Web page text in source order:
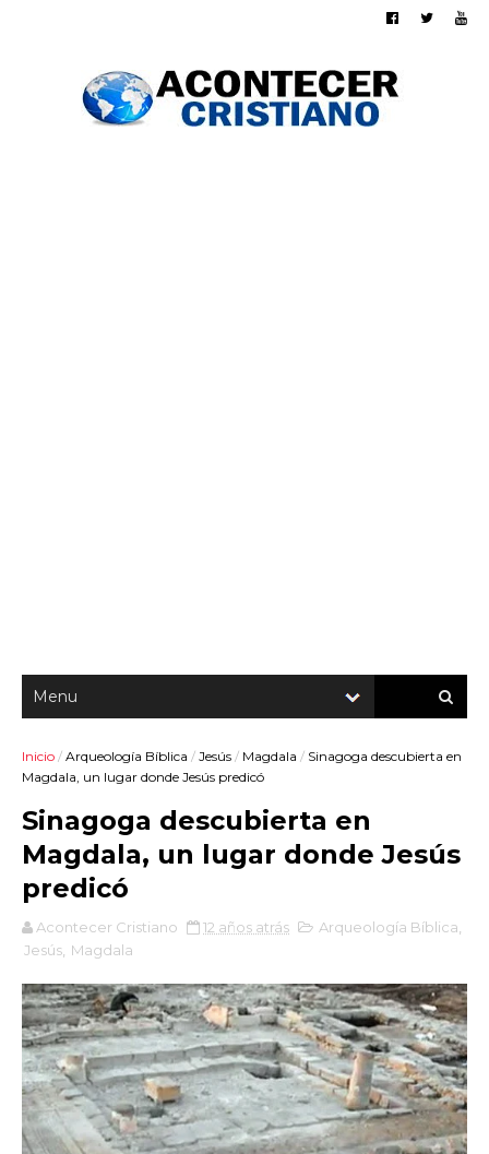
Inicio / Arqueología Bíblica / Jesús / Magdala / Sinagoga descubierta en
Magdala, un lugar donde Jesús predicó
Sinagoga descubierta en
Magdala, un lugar donde Jesús
predicó
Acontecer Cristiano 12 años atrás Arqueología Bíblica
Jesús Magdala